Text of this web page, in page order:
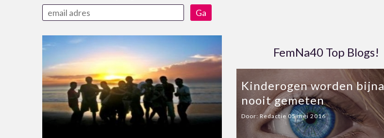
FemNa40 Top Blogs!
Kinderogen worden bijna
nooit gemeten
Door:Redactie 05 mei 2016